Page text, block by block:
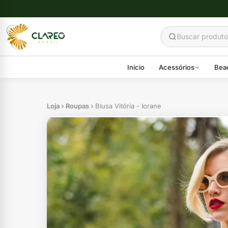
Início Acessórios
Loja Roupas Blusa Vitória - Iorane